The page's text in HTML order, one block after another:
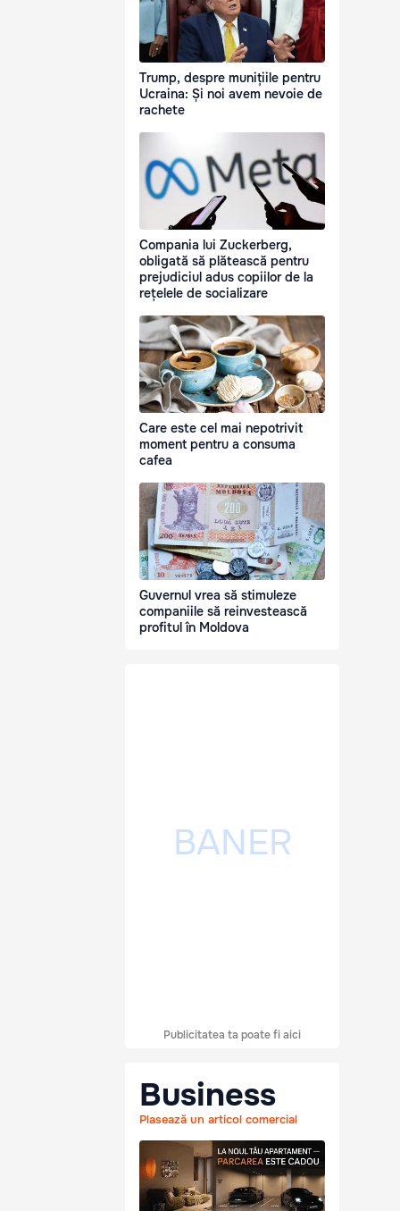
Trump, despre munițiile pentru
Ucraina: Și noi avem nevoie de
rachete
Compania lui Zuckerberg,
obligată să plătească pentru
prejudiciul adus copiilor de la
rețelele de socializare
Care este cel mai nepotrivit
moment pentru a consuma
cafea
Guvernul vrea să stimuleze
companiile să reinvestească
profitul în Moldova
Publicitatea ta poate fi aici
Business
Plasează un articol comercial